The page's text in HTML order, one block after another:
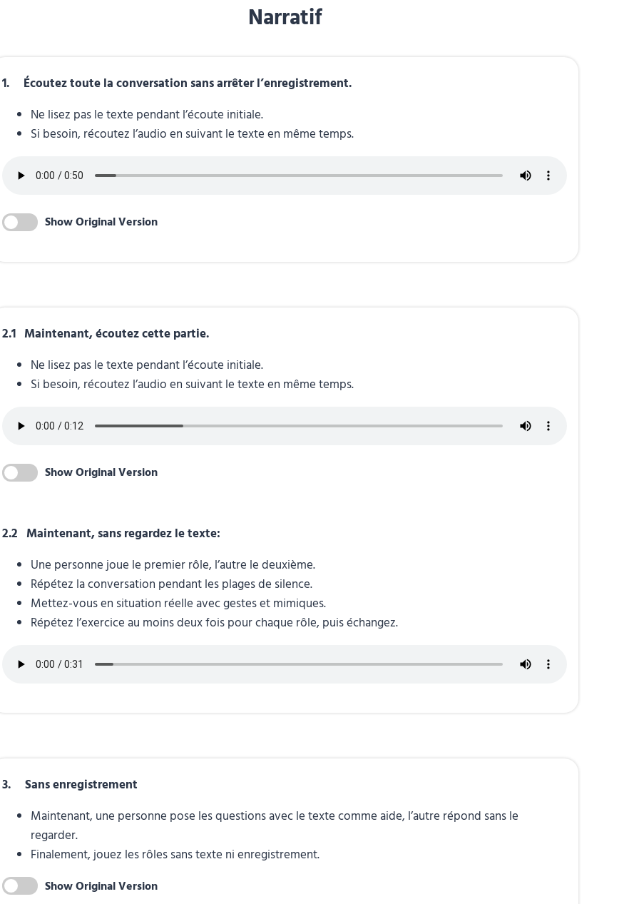
Narratif
1. Écoutez toute la conversation sans arrêter l’enregistrement.
Ne lisez pas le texte pendant l’écoute initiale.
Si besoin, récoutez l’audio en suivant le texte en même temps.
Show Original Version
2.1 Maintenant, écoutez cette partie.
Ne lisez pas le texte pendant l’écoute initiale.
Si besoin, récoutez l’audio en suivant le texte en même temps.
Show Original Version
2.2 Maintenant, sans regardez le texte:
Une personne joue le premier rôle, l’autre le deuxième.
Répétez la conversation pendant les plages de silence.
Mettez-vous en situation réelle avec gestes et mimiques.
Répétez l’exercice au moins deux fois pour chaque rôle, puis échangez.
3. Sans enregistrement
Maintenant, une personne pose les questions avec le texte comme aide, l’autre répond sans le
regarder.
Finalement, jouez les rôles sans texte ni enregistrement.
Show Original Version